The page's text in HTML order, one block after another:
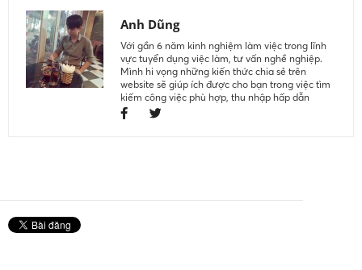
Anh Dũng
Với gần 6 năm kinh nghiệm làm việc trong lĩnh
vực tuyển dụng việc làm, tư vấn nghề nghiệp.
Mình hi vọng những kiến thức chia sẻ trên
website sẽ giúp ích được cho bạn trong việc tìm
kiếm công việc phù hợp, thu nhập hấp dẫn